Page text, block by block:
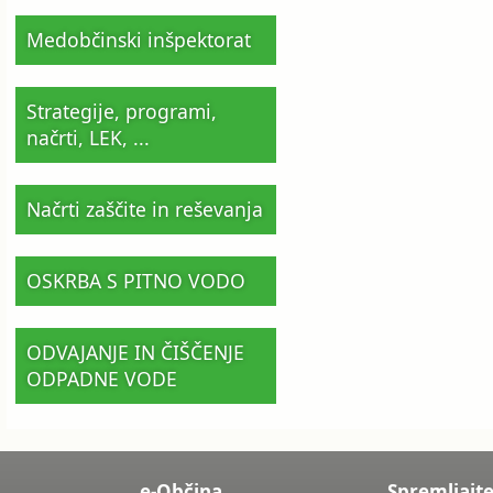
Medobčinski inšpektorat
Strategije, programi,
načrti, LEK, ...
Načrti zaščite in reševanja
OSKRBA S PITNO VODO
ODVAJANJE IN ČIŠČENJE
ODPADNE VODE